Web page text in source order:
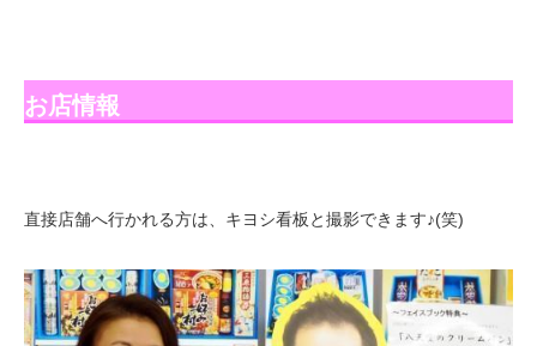
お店情報
直接店舗へ行かれる方は、キヨシ看板と撮影できます♪(笑)